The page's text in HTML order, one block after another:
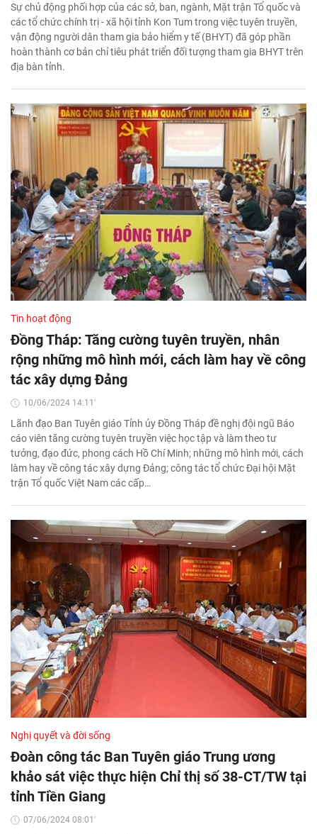
Sự chủ động phối hợp của các sở, ban, ngành, Mặt trận Tổ quốc và
các tổ chức chính trị - xã hội tỉnh Kon Tum trong việc tuyên truyền,
vận động người dân tham gia bảo hiểm y tế (BHYT) đã góp phần
hoàn thành cơ bản chỉ tiêu phát triển đối tượng tham gia BHYT trên
địa bàn tỉnh.
Tin hoạt động
Đồng Tháp: Tăng cường tuyên truyền, nhân
rộng những mô hình mới, cách làm hay về công
tác xây dựng Đảng
10/06/2024 14:11'
Lãnh đạo Ban Tuyên giáo Tỉnh ủy Đồng Tháp đề nghị đội ngũ Báo
cáo viên tăng cường tuyên truyền việc học tập và làm theo tư
tưởng, đạo đức, phong cách Hồ Chí Minh; những mô hình mới, cách
làm hay về công tác xây dựng Đảng; công tác tổ chức Đại hội Mặt
trận Tổ quốc Việt Nam các cấp…
Nghị quyết và đời sống
Đoàn công tác Ban Tuyên giáo Trung ương
khảo sát việc thực hiện Chỉ thị số 38-CT/TW tại
tỉnh Tiền Giang
07/06/2024 08:01'